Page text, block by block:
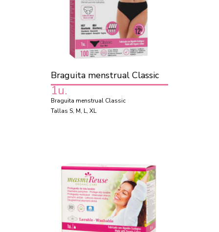
Braguita menstrual Classic
1u.
Braguita menstrual Classic
Tallas S, M, L, XL